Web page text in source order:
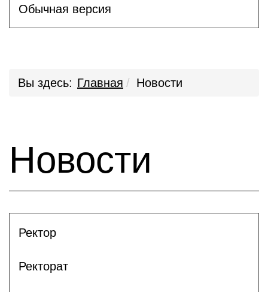
Обычная версия
Вы здесь: Главная Новости
Новости
Ректор
Ректорат